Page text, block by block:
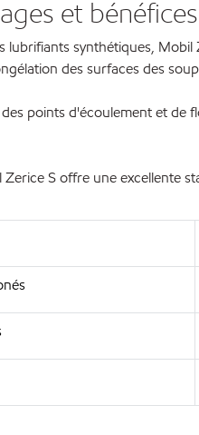
et bénéfices
synthétiques,
des surfaces des
points d'écoulement et
S offre une excellente